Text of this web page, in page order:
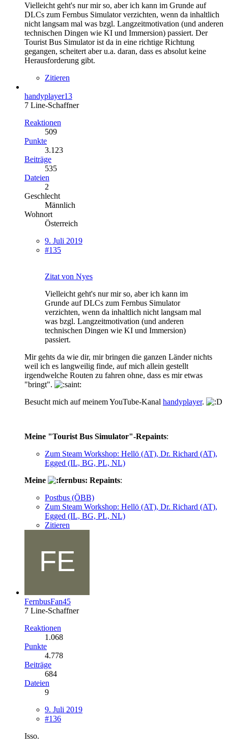
Vielleicht geht's nur mir so, aber ich kann im Grunde auf
DLCs zum Fernbus Simulator verzichten, wenn da inhaltlich
nicht langsam mal was bzgl. Langzeitmotivation (und anderen
technischen Dingen wie KI und Immersion) passiert. Der
Tourist Bus Simulator ist da in eine richtige Richtung
gegangen, scheitert aber u.a. daran, dass es absolut keine
Herausforderung gibt.
Zitieren
handyplayer13
7 Line-Schaffner
Reaktionen
509
Punkte
3.123
Beiträge
535
Dateien
2
Geschlecht
Männlich
Wohnort
Österreich
9. Juli 2019
#135
Zitat von Nyes
Vielleicht geht's nur mir so, aber ich kann im
Grunde auf DLCs zum Fernbus Simulator
verzichten, wenn da inhaltlich nicht langsam mal
was bzgl. Langzeitmotivation (und anderen
technischen Dingen wie KI und Immersion)
passiert.
Mir gehts da wie dir, mir bringen die ganzen Länder nichts
weil ich es langweilig finde, auf mich allein gestellt
irgendwelche Routen zu fahren ohne, dass es mir etwas
"bringt".
Besucht mich auf meinem YouTube-Kanal handyplayer.
Meine "Tourist Bus Simulator"-Repaints:
Zum Steam Workshop: Hellö (AT), Dr. Richard (AT),
Egged (IL, BG, PL, NL)
Meine
Repaints:
Postbus (ÖBB)
Zum Steam Workshop: Hellö (AT), Dr. Richard (AT),
Egged (IL, BG, PL, NL)
Zitieren
FernbusFan45
7 Line-Schaffner
Reaktionen
1.068
Punkte
4.778
Beiträge
684
Dateien
9
9. Juli 2019
#136
Isso.